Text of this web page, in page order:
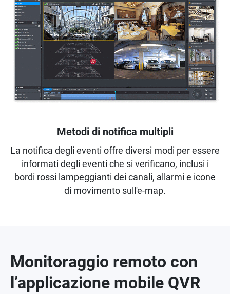
Metodi di notifica multipli
La notifica degli eventi offre diversi modi per essere
informati degli eventi che si verificano, inclusi i
bordi rossi lampeggianti dei canali, allarmi e icone
di movimento sull'e-map.
Monitoraggio remoto con
l’applicazione mobile QVR